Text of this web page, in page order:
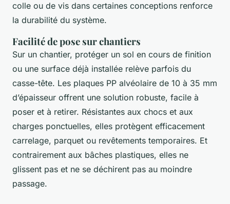
colle ou de vis dans certaines conceptions renforce
la durabilité du système.
Facilité de pose sur chantiers
Sur un chantier, protéger un sol en cours de finition
ou une surface déjà installée relève parfois du
casse-tête. Les plaques PP alvéolaire de 10 à 35 mm
d’épaisseur offrent une solution robuste, facile à
poser et à retirer. Résistantes aux chocs et aux
charges ponctuelles, elles protègent efficacement
carrelage, parquet ou revêtements temporaires. Et
contrairement aux bâches plastiques, elles ne
glissent pas et ne se déchirent pas au moindre
passage.